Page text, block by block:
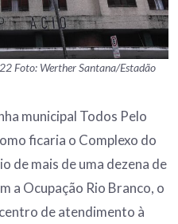
Foto: Werther Santana/Estadão
municipal Todos Pelo
ficaria o Complexo do
de mais de uma dezena de
a Ocupação Rio Branco, o
de atendimento à